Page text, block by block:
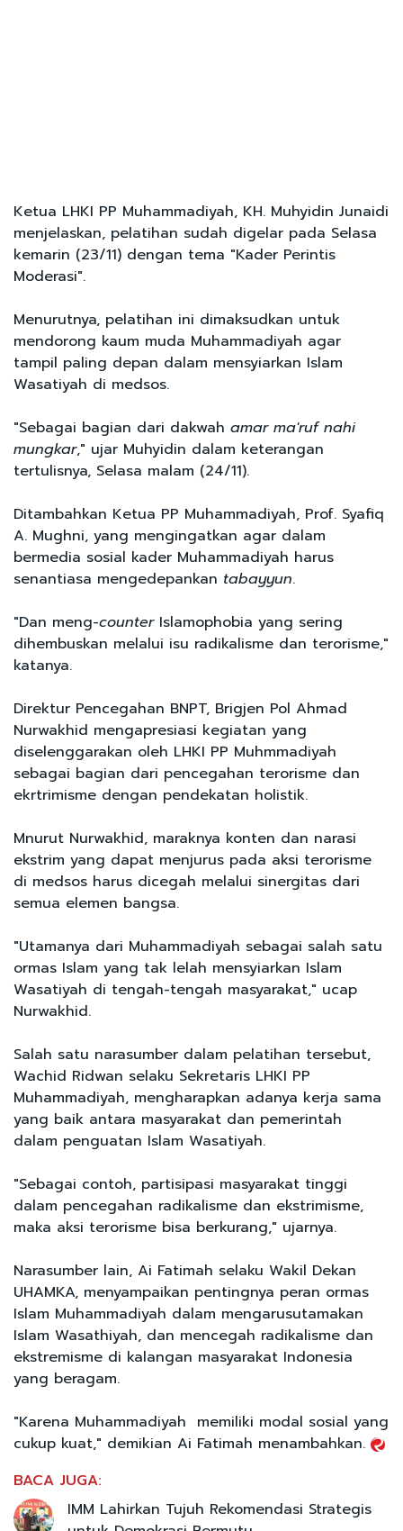
Ketua LHKI PP Muhammadiyah, KH. Muhyidin Junaidi
menjelaskan, pelatihan sudah digelar pada Selasa
kemarin (23/11) dengan tema "Kader Perintis
Moderasi".
Menurutnya, pelatihan ini dimaksudkan untuk
mendorong kaum muda Muhammadiyah agar
tampil paling depan dalam mensyiarkan Islam
Wasatiyah di medsos.
"Sebagai bagian dari dakwah amar ma'ruf nahi
mungkar," ujar Muhyidin dalam keterangan
tertulisnya, Selasa malam (24/11).
Ditambahkan Ketua PP Muhammadiyah, Prof. Syafiq
A. Mughni, yang mengingatkan agar dalam
bermedia sosial kader Muhammadiyah harus
senantiasa mengedepankan tabayyun.
"Dan meng-counterIslamophobia yang sering
dihembuskan melalui isu radikalisme dan terorisme,"
katanya.
Direktur Pencegahan BNPT, Brigjen Pol Ahmad
Nurwakhid mengapresiasi kegiatan yang
diselenggarakan oleh LHKI PP Muhmmadiyah
sebagai bagian dari pencegahan terorisme dan
ekrtrimisme dengan pendekatan holistik.
Mnurut Nurwakhid, maraknya konten dan narasi
ekstrim yang dapat menjurus pada aksi terorisme
di medsos harus dicegah melalui sinergitas dari
semua elemen bangsa.
"Utamanya dari Muhammadiyah sebagai salah satu
ormas Islam yang tak lelah mensyiarkan Islam
Wasatiyah di tengah-tengah masyarakat," ucap
Nurwakhid.
Salah satu narasumber dalam pelatihan tersebut,
Wachid Ridwan selaku Sekretaris LHKI PP
Muhammadiyah, mengharapkan adanya kerja sama
yang baik antara masyarakat dan pemerintah
dalam penguatan Islam Wasatiyah.
"Sebagai contoh, partisipasi masyarakat tinggi
dalam pencegahan radikalisme dan ekstrimisme,
maka aksi terorisme bisa berkurang," ujarnya.
Narasumber lain, Ai Fatimah selaku Wakil Dekan
UHAMKA, menyampaikan pentingnya peran ormas
Islam Muhammadiyah dalam mengarusutamakan
Islam Wasathiyah, dan mencegah radikalisme dan
ekstremisme di kalangan masyarakat Indonesia
yang beragam.
"Karena Muhammadiyah memiliki modal sosial yang
cukup kuat," demikian Ai Fatimah menambahkan.
BACA JUGA:
IMM Lahirkan Tujuh Rekomendasi Strategis